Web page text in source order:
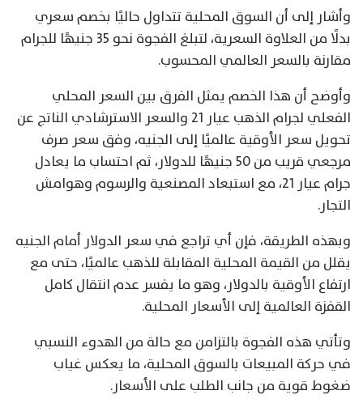
وأشار إلى أن السوق المحلية تتداول حاليًا بخصم سعري
بدلًا من العلاوة السعرية، لتبلغ الفجوة نحو 35 جنيهًا للجرام
مقارنة بالسعر العالمي المحسوب.
وأوضح أن هذا الخصم يمثل الفرق بين السعر المحلي
الفعلي لجرام الذهب عيار 21 والسعر الاسترشادي الناتج عن
تحويل سعر الأوقية عالميًا إلى الجنيه، وفق سعر صرف
مرجعي قريب من 50 جنيهًا للدولار، ثم احتساب ما يعادل
جرام عيار 21، مع استبعاد المصنعية والرسوم وهوامش
التجار.
وبهذه الطريقة، فإن أي تراجع في سعر الدولار أمام الجنيه
يقلل من القيمة المحلية المقابلة للذهب عالميًا، حتى مع
ارتفاع الأوقية بالدولار، وهو ما يفسر عدم انتقال كامل
القفزة العالمية إلى الأسعار المحلية.
وتأتي هذه الفجوة بالتزامن مع حالة من الهدوء النسبي
في حركة المبيعات بالسوق المحلية، ما يعكس غياب
ضغوط قوية من جانب الطلب على الأسعار.